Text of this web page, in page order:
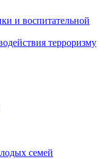
и воспитательной
терроризму
семей